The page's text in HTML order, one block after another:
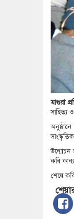
মাগুরা
সাহিত্য
উন্মোচন
কবি
শেষে